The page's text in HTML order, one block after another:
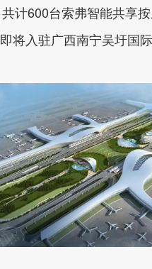
共计600台索弗智能共享
即将入驻广西南宁吴圩国